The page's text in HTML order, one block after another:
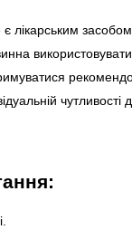
лікарським